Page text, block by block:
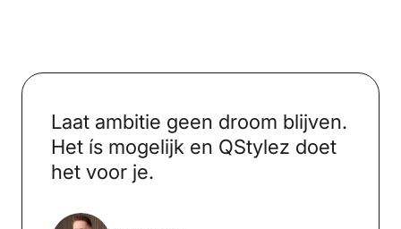
Laat ambitie geen droom blijven.
Het ís mogelijk en QStylez doet
het voor je.